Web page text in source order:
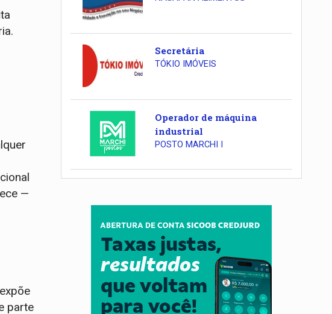
—
parte
Secretária
TÓKIO IMÓVEIS
Operador de máquina
industrial
POSTO MARCHI I